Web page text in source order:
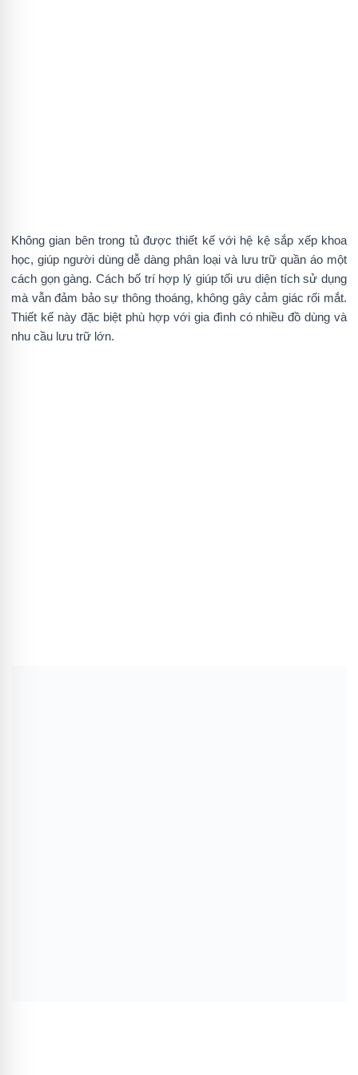
Không gian bên trong tủ được thiết kế với hệ kệ sắp xếp khoa
học, giúp người dùng dễ dàng phân loại và lưu trữ quần áo một
cách gọn gàng. Cách bố trí hợp lý giúp tối ưu diện tích sử dụng
mà vẫn đảm bảo sự thông thoáng, không gây cảm giác rối mắt.
Thiết kế này đặc biệt phù hợp với gia đình có nhiều đồ dùng và
nhu cầu lưu trữ lớn.